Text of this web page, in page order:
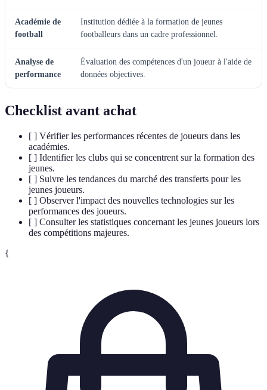
Académie de
football
Institution dédiée à la formation de jeunes
footballeurs dans un cadre professionnel.
Analyse de
performance
Évaluation des compétences d'un joueur à l'aide de
données objectives.
Checklist avant achat
[ ] Vérifier les performances récentes de joueurs dans les
académies.
[ ] Identifier les clubs qui se concentrent sur la formation des
jeunes.
[ ] Suivre les tendances du marché des transferts pour les
jeunes joueurs.
[ ] Observer l'impact des nouvelles technologies sur les
performances des joueurs.
[ ] Consulter les statistiques concernant les jeunes joueurs lors
des compétitions majeures.
{